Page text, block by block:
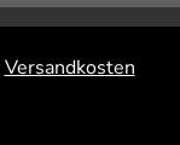
Versandkosten